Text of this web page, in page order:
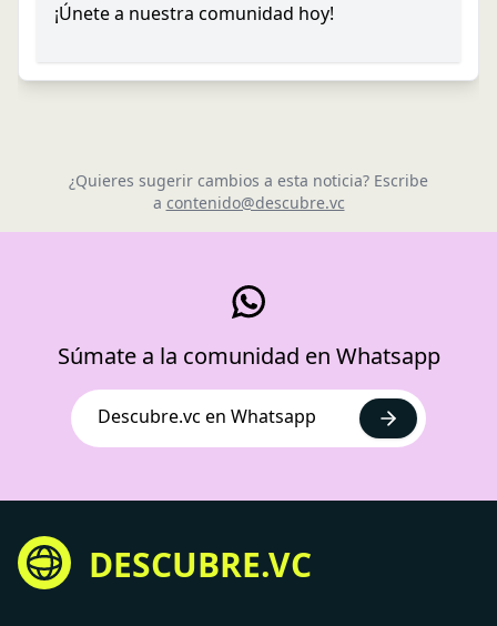
¡Únete a nuestra comunidad hoy!
¿Quieres sugerir cambios a esta noticia? Escribe
a contenido@descubre.vc
Súmate a la comunidad en Whatsapp
Descubre.vc en Whatsapp
DESCUBRE.VC